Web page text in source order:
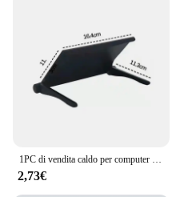
1PC di vendita caldo per computer e schermo TV rack di stoccaggio router wireless set-top box rack senza staffa di archiviazione perforata strumento divino
2,73€